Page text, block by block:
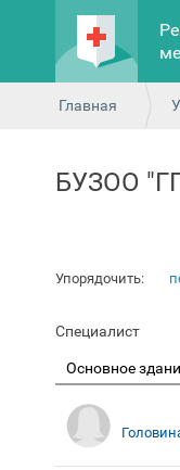
Главная
БУЗОО
Упорядочить:
Специалист
Основное